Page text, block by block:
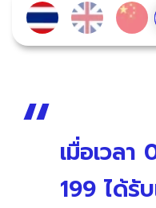
เมื่อเวล
199 ได้รั